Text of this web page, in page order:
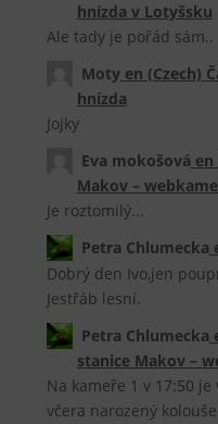
hnízda v Lotyšsku
Ale tady je pořád sám..
Motyen (Czech)
hnízda
Jojky
Eva mokošová en
Makov –
Je roztomilý...
Petra Chlumecka
Dobrý den Ivo,jen
Jestřáb lesní.
Petra Chlumecka
stanice Makov –
Na kameře 1 v 17:50
včera narozený